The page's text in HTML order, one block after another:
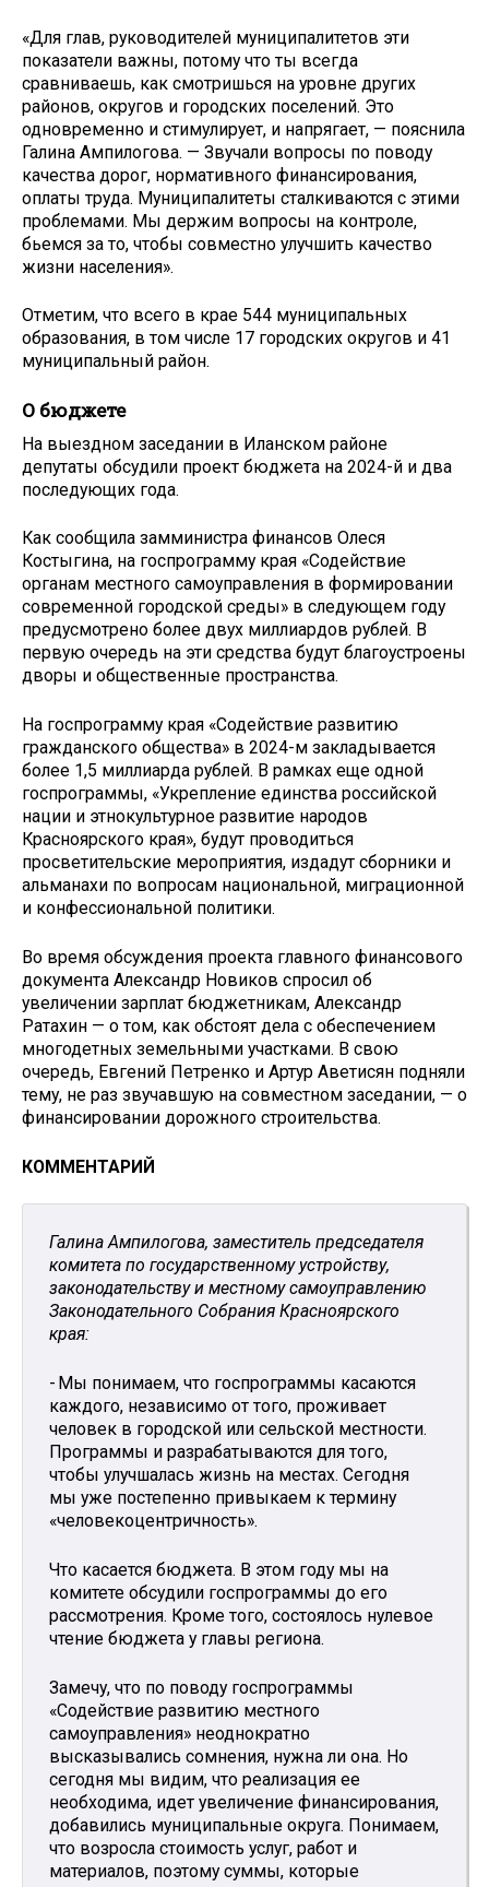
«Для глав, руководителей муниципалитетов эти
показатели важны, потому что ты всегда
сравниваешь, как смотришься на уровне других
районов, округов и городских поселений. Это
одновременно и стимулирует, и напрягает, — пояснила
Галина Ампилогова. — Звучали вопросы по поводу
качества дорог, нормативного финансирования,
оплаты труда. Муниципалитеты сталкиваются с этими
проблемами. Мы держим вопросы на контроле,
бьемся за то, чтобы совместно улучшить качество
жизни населения».
Отметим, что всего в крае 544 муниципальных
образования, в том числе 17 городских округов и 41
муниципальный район.
О бюджете
На выездном заседании в Иланском районе
депутаты обсудили проект бюджета на 2024-й и два
последующих года.
Как сообщила замминистра финансов Олеся
Костыгина, на госпрограмму края «Содействие
органам местного самоуправления в формировании
современной городской среды» в следующем году
предусмотрено более двух миллиардов рублей. В
первую очередь на эти средства будут благоустроены
дворы и общественные пространства.
На госпрограмму края «Содействие развитию
гражданского общества» в 2024-м закладывается
более 1,5 миллиарда рублей. В рамках еще одной
госпрограммы, «Укрепление единства российской
нации и этнокультурное развитие народов
Красноярского края», будут проводиться
просветительские мероприятия, издадут сборники и
альманахи по вопросам национальной, миграционной
и конфессиональной политики.
Во время обсуждения проекта главного финансового
документа Александр Новиков спросил об
увеличении зарплат бюджетникам, Александр
Ратахин — о том, как обстоят дела с обеспечением
многодетных земельными участками. В свою
очередь, Евгений Петренко и Артур Аветисян подняли
тему, не раз звучавшую на совместном заседании, — о
финансировании дорожного строительства.
КОММЕНТАРИЙ
Галина Ампилогова, заместитель председателя
комитета по государственному устройству,
законодательству и местному самоуправлению
Законодательного Собрания Красноярского
края:
- Мы понимаем, что госпрограммы касаются
каждого, независимо от того, проживает
человек в городской или сельской местности.
Программы и разрабатываются для того,
чтобы улучшалась жизнь на местах. Сегодня
мы уже постепенно привыкаем к термину
«человекоцентричность».
Что касается бюджета. В этом году мы на
комитете обсудили госпрограммы до его
рассмотрения. Кроме того, состоялось нулевое
чтение бюджета у главы региона.
Замечу, что по поводу госпрограммы
«Содействие развитию местного
самоуправления» неоднократно
высказывались сомнения, нужна ли она. Но
сегодня мы видим, что реализация ее
необходима, идет увеличение финансирования,
добавились муниципальные округа. Понимаем,
что возросла стоимость услуг, работ и
материалов, поэтому суммы, которые